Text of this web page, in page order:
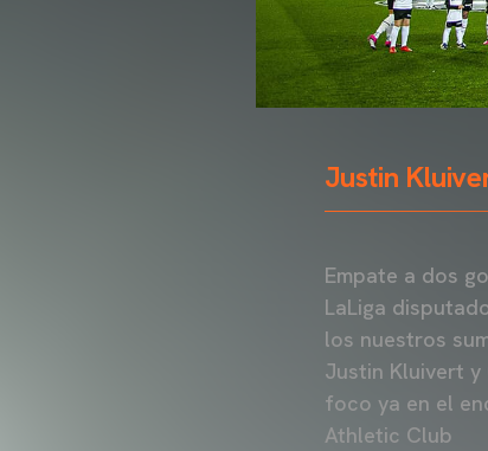
Justin
Empate a dos
LaLiga
los nuestros
Justin Kluivert
foco ya en el
Athletic Club